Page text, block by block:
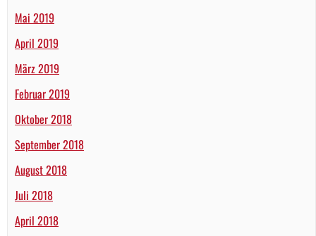
Mai 2019
April 2019
März 2019
Februar 2019
Oktober 2018
September 2018
August 2018
Juli 2018
April 2018